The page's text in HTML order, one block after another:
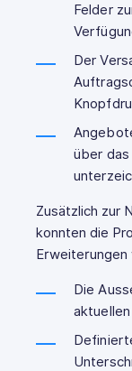
Felder
Der
über
Zusätzlich zur
konnten die
Die